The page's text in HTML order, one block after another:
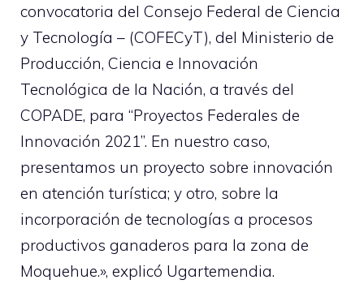
convocatoria del Consejo Federal de Ciencia
y Tecnología – (COFECyT), del Ministerio de
Producción, Ciencia e Innovación
Tecnológica de la Nación, a través del
COPADE, para “Proyectos Federales de
Innovación 2021”. En nuestro caso,
presentamos un proyecto sobre innovación
en atención turística; y otro, sobre la
incorporación de tecnologías a procesos
productivos ganaderos para la zona de
Moquehue.», explicó Ugartemendia.